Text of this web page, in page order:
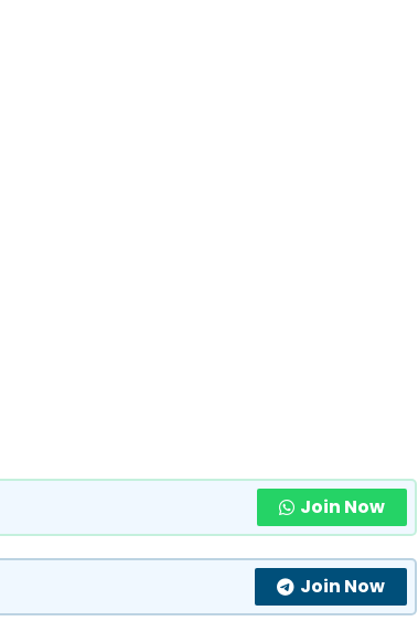
Join Now
Join Now